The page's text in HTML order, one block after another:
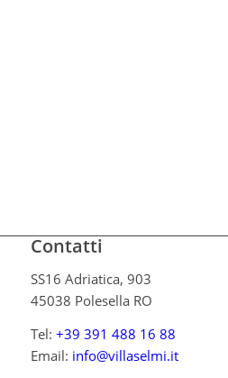
Contatti
SS16 Adriatica, 903
45038 Polesella RO
Tel: +39 391 488 16 88
Email: info@villaselmi.it